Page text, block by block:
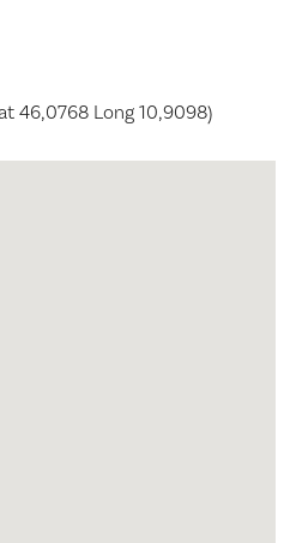
46,0768 Long 10,9098)